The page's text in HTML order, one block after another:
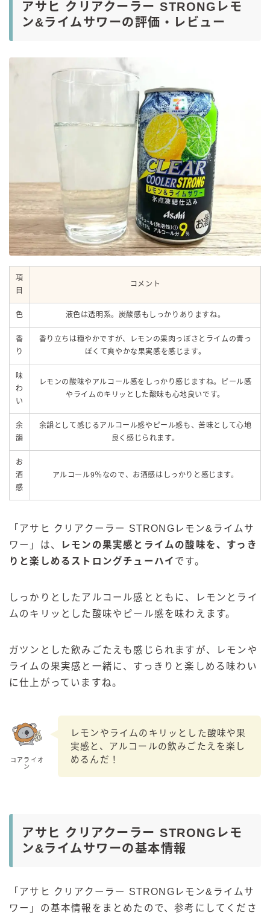
アサヒ クリアクーラー STRONGレモ
ン&ライムサワーの評価・レビュー
項
目
コメント
色 液色は透明系。炭酸感もしっかりありますね。
香
り
香り立ちは穏やかですが、レモンの果肉っぽさとライムの青っ
ぽくて爽やかな果実感を感じます。
味
わ
い
レモンの酸味やアルコール感をしっかり感じますね。ピール感
やライムのキリッとした酸味も心地良いです。
余
韻
余韻として感じるアルコール感やピール感も、苦味として心地
良く感じられます。
お
酒
感
アルコール9％なので、お酒感はしっかりと感じます。
「アサヒ クリアクーラー STRONGレモン&ライムサ
ワー」は、
レモンの果実感とライムの酸味を、すっき
りと楽しめるストロングチューハイ です。
しっかりとしたアルコール感とともに、レモンとライ
ムのキリッとした酸味やピール感を味わえます。
ガツンとした飲みごたえも感じられますが、レモンや
ライムの果実感と一緒に、すっきりと楽しめる味わい
に仕上がっていますね。
コアライオ
ン
レモンやライムのキリッとした酸味や果
実感と、アルコールの飲みごたえを楽し
めるんだ！
アサヒ クリアクーラー STRONGレモ
ン&ライムサワーの基本情報
「アサヒ クリアクーラー STRONGレモン&ライムサ
ワー」の基本情報をまとめたので、参考にしてくださ